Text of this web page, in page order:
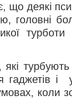
що деякі
головні
турботи
турбують
гаджетів і
коли